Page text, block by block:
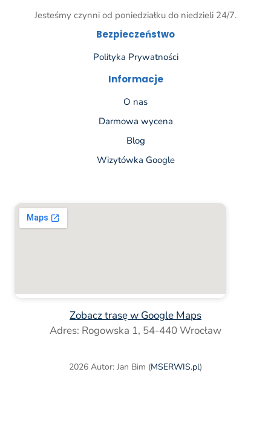
Jesteśmy czynni od poniedziałku do niedzieli 24/7.
Bezpieczeństwo
Polityka Prywatności
Informacje
O nas
Darmowa wycena
Blog
Wizytówka Google
Zobacz trasę w Google Maps
Adres: Rogowska 1, 54-440 Wrocław
2026 Autor: Jan Bim (MSERWIS.pl)